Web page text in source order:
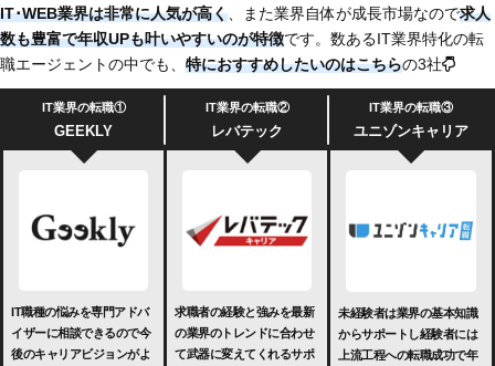
IT･WEB業界は非常に人気が高く、また業界自体が成長市場なので求人
数も豊富で年収UPも叶いやすいのが特徴です。数あるIT業界特化の転
職エージェントの中でも、 特におすすめしたいのはこちらの3社
IT業界の転職①
GEEKLY
IT業界の転職②
レバテック
IT業界の転職③
ユニゾンキャリア
IT職種の悩みを専門アドバ
イザーに相談できるので今
後のキャリアビジョンがよ
求職者の経験と強みを最新
の業界のトレンドに合わせ
て武器に変えてくれるサポ
未経験者は業界の基本知識
からサポートし経験者には
上流工程への転職成功で年